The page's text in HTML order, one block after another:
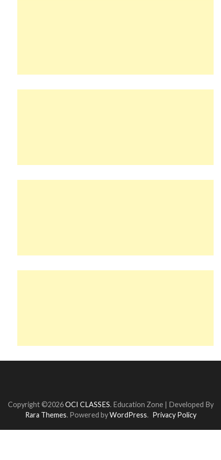
Copyright ©2026OCI CLASSES. Education Zone | Developed By
Rara Themes. Powered byWordPress. Privacy Policy